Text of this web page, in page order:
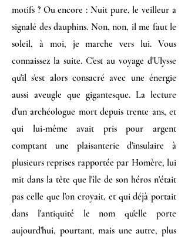
motifs ? Ou encore : Nuit pure, le veilleur a
signalé des dauphins. Non, non, il me faut le
soleil, à moi, je marche vers lui. Vous
connaissez la suite. C'est au voyage d'Ulysse
qu'il s'est alors consacré avec une énergie
aussi aveugle que gigantesque. La lecture
d'un archéologue mort depuis trente ans, et
qui lui-même avait pris pour argent
comptant une plaisanterie d'insulaire à
plusieurs reprises rapportée par Homère, lui
mit dans la tête que l'île de son héros n'était
pas celle que l'on croyait, et qui déjà portait
dans l'antiquité le nom qu'elle porte
aujourd'hui, pourtant, mais une autre, plus